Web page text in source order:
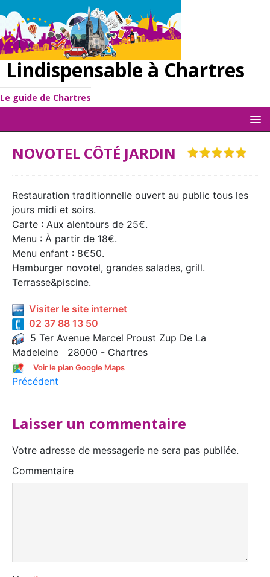
Lindispensable à Chartres
Le guide de Chartres
NOVOTEL CÔTÉ JARDIN
Restauration traditionnelle ouvert au public tous les
jours midi et soirs.
Carte : Aux alentours de 25€.
Menu : À partir de 18€.
Menu enfant : 8€50.
Hamburger novotel, grandes salades, grill.
Terrasse&piscine.
Visiter le site internet
02 37 88 13 50
5 Ter Avenue Marcel Proust Zup De La
Madeleine 28000 - Chartres
Voir le plan Google Maps
Précédent
Laisser un commentaire
Votre adresse de messagerie ne sera pas publiée.
Commentaire